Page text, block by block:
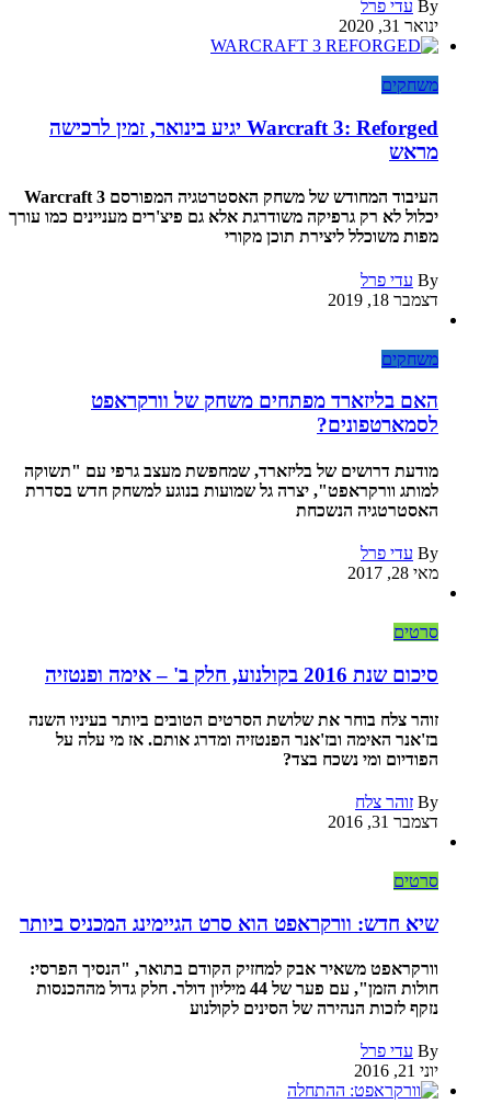
By עדי פרל
ינואר 31, 2020
משחקים
Warcraft 3: Reforged יגיע בינואר, זמין לרכישה
מראש
העיבוד המחודש של משחק האסטרטגיה המפורסם Warcraft 3
יכלול לא רק גרפיקה משודרגת אלא גם פיצ'רים מעניינים כמו עורך
מפות משוכלל ליצירת תוכן מקורי
By עדי פרל
דצמבר 18, 2019
משחקים
האם בליזארד מפתחים משחק של וורקראפט
לסמארטפונים?
מודעת דרושים של בליזארד, שמחפשת מעצב גרפי עם "תשוקה
למותג וורקראפט", יצרה גל שמועות בנוגע למשחק חדש בסדרת
האסטרטגיה הנשכחת
By עדי פרל
מאי 28, 2017
סרטים
סיכום שנת 2016 בקולנוע, חלק ב' – אימה ופנטזיה
זוהר צלח בוחר את שלושת הסרטים הטובים ביותר בעיניו השנה
בז'אנר האימה ובז'אנר הפנטזיה ומדרג אותם. אז מי עלה על
הפודיום ומי נשכח בצד?
By זוהר צלח
דצמבר 31, 2016
סרטים
שיא חדש: וורקראפט הוא סרט הגיימינג המכניס ביותר
וורקראפט משאיר אבק למחזיק הקודם בתואר, "הנסיך הפרסי:
חולות הזמן", עם פער של 44 מיליון דולר. חלק גדול מההכנסות
נזקף לזכות הנהירה של הסינים לקולנוע
By עדי פרל
יוני 21, 2016